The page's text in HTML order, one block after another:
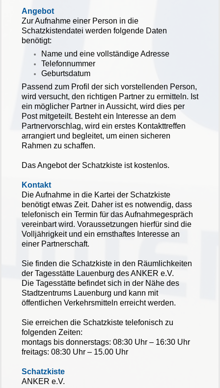
Angebot
Zur Aufnahme einer Person in die
Schatzkistendatei werden folgende Daten
benötigt:
Name und eine vollständige Adresse
Telefonnummer
Geburtsdatum
Passend zum Profil der sich vorstellenden Person,
wird versucht, den richtigen Partner zu ermitteln. Ist
ein möglicher Partner in Aussicht, wird dies per
Post mitgeteilt. Besteht ein Interesse an dem
Partnervorschlag, wird ein erstes Kontakttreffen
arrangiert und begleitet, um einen sicheren
Rahmen zu schaffen.
Das Angebot der Schatzkiste ist kostenlos.
Kontakt
Die Aufnahme in die Kartei der Schatzkiste
benötigt etwas Zeit. Daher ist es notwendig, dass
telefonisch ein Termin für das Aufnahmegespräch
vereinbart wird. Voraussetzungen hierfür sind die
Volljährigkeit und ein ernsthaftes Interesse an
einer Partnerschaft.
Sie finden die Schatzkiste in den Räumlichkeiten
der Tagesstätte Lauenburg des ANKER e.V.
Die Tagesstätte befindet sich in der Nähe des
Stadtzentrums Lauenburg und kann mit
öffentlichen Verkehrsmitteln erreicht werden.
Sie erreichen die Schatzkiste telefonisch zu
folgenden Zeiten:
montags bis donnerstags: 08:30 Uhr – 16:30 Uhr
freitags: 08:30 Uhr – 15.00 Uhr
Schatzkiste
ANKER e.V.